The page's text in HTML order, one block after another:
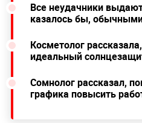
Все неудачники
казалось бы,
Косметолог
идеальный
Сомнолог рассказал,
графика повысить